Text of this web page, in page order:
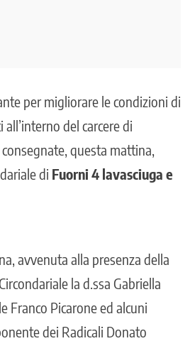
per migliorare le condizioni di
del carcere di
questa mattina,
di Fuorni4 lavasciuga e
avvenuta alla presenza della
la d.ssa Gabriella
Franco Picarone ed alcuni
dei Radicali Donato